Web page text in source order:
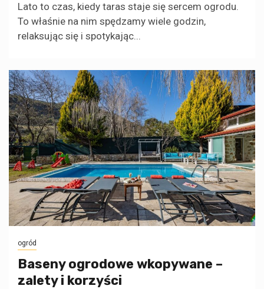
Lato to czas, kiedy taras staje się sercem ogrodu.
To właśnie na nim spędzamy wiele godzin,
relaksując się i spotykając...
ogród
Baseny ogrodowe wkopywane –
zalety i korzyści